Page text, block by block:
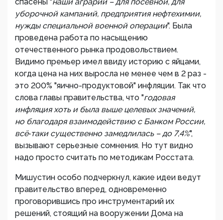
уборочной кампаний, предприятия нефтехимии,
нужды специальной военной операции". Была
проведена работа по насыщению
отечественного рынка продоволь­ствием.
Видимо премьер имел ввиду историю с яйцами,
когда цена на них выросла не менее чем в 2 раз -
это 200% "яично-продуктовой" инфляции. Так что
слова главы правительства, что "годовая
инфляция хоть и была выше целевых значений,
но благодаря взаимодействию с Банком России,
всё‑таки существенно замедлилась – до 7,4%",
вызывают серьезные сомнения. Но тут видно
надо просто считать по методикам Росстата.
Мишустин особо подчеркнул, какие идеи ведут
правительство вперед, одновременно
проговорившись про инструментарий их
решений, стоящий на вооружении Дома на